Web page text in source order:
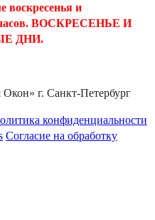
и
часов. ВОСКРЕСЕНЬЕ И
ДНИ.
г. Санкт-Петербург
конфиденциальности
Согласие на обработку